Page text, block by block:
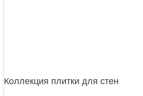
Коллекция плитки для стен